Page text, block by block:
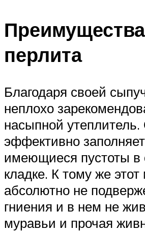
Преимущества
перлита
Благодаря своей
неплохо
насыпной
эффективно
имеющиеся пустоты в
кладке. К тому же
абсолютно не
гниения и в нем не
муравьи и прочая